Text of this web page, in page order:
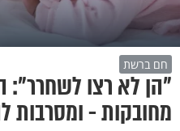
חם ברשת
"הן לא רצו לשחרר":
מחובקות - ומסרבות